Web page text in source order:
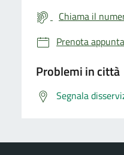
Chiama il
Prenota
Problemi in città
Segnala